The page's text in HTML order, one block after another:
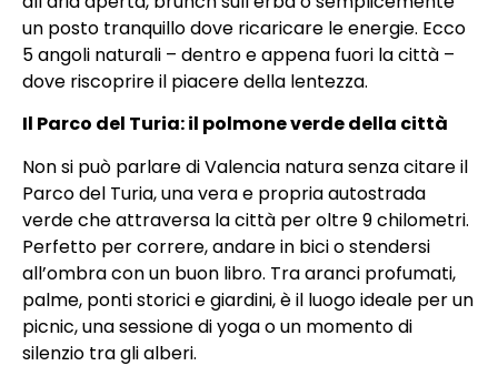
un posto tranquillo dove ricaricare le energie. Ecco
5 angoli naturali – dentro e appena fuori la città –
dove riscoprire il piacere della lentezza.
Il Parco del Turia: il polmone verde della città
Non si può parlare di Valencia natura senza citare il
Parco del Turia, una vera e propria autostrada
verde che attraversa la città per oltre 9 chilometri.
Perfetto per correre, andare in bici o stendersi
all’ombra con un buon libro. Tra aranci profumati,
palme, ponti storici e giardini, è il luogo ideale per un
picnic, una sessione di yoga o un momento di
silenzio tra gli alberi.